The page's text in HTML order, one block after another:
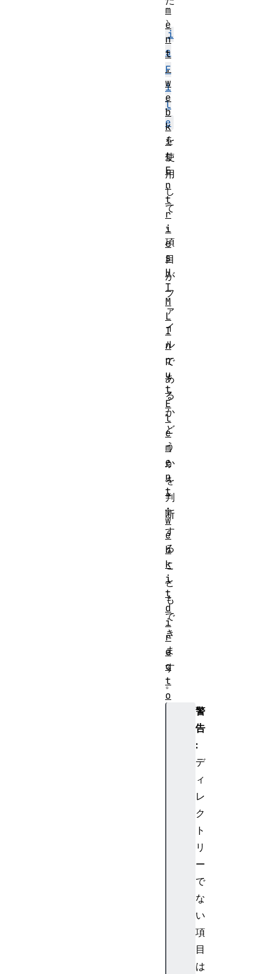
、
i
s
F
i
l
e
を
使
用
し
て
、
項
目
が
フ
ァ
イ
ル
で
あ
る
か
ど
う
か
を
判
断
す
る
こ
と
も
で
き
ま
す
。
警
告
:
デ
ィ
レ
ク
ト
リ
ー
で
な
い
項
目
は
m
e
n
t
.
w
e
b
k
i
t
E
n
t
r
i
e
s
H
T
M
L
I
n
p
u
t
E
l
e
m
e
n
t
.
w
e
b
k
i
t
d
i
r
e
c
t
o